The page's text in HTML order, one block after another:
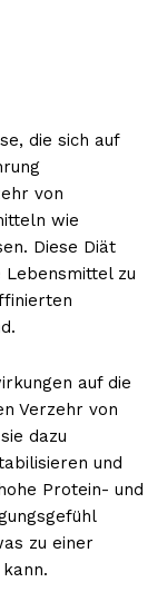
die sich auf
von
wie
Diese Diät
zu
auf die
Verzehr von
dazu
und
Protein- und
zu einer